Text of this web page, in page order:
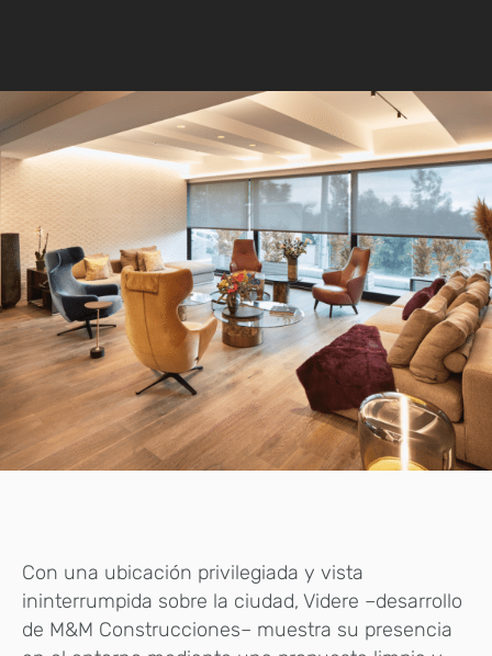
Con una ubicación privilegiada y vista
ininterrumpida sobre la ciudad, Videre –desarrollo
de M&M Construcciones– muestra su presencia